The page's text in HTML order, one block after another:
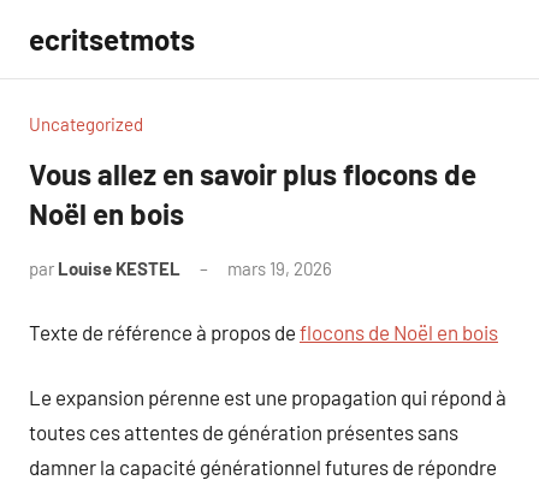
contenu
ecritsetmots
Uncategorized
Vous allez en savoir plus flocons de
Noël en bois
par Louise KESTEL mars 19, 2026
Texte de référence à propos de flocons de Noël en bois
Le expansion pérenne est une propagation qui répond à
toutes ces attentes de génération présentes sans
damner la capacité générationnel futures de répondre